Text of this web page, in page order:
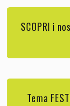
SCOPRI i
Tema